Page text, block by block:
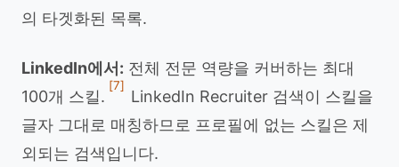
의 타겟화된 목록.
LinkedIn에서: 전체 전문 역량을 커버하는 최대
100개 스킬.
[7]
LinkedIn Recruiter 검색이 스킬을
글자 그대로 매칭하므로 프로필에 없는 스킬은 제
외되는 검색입니다.